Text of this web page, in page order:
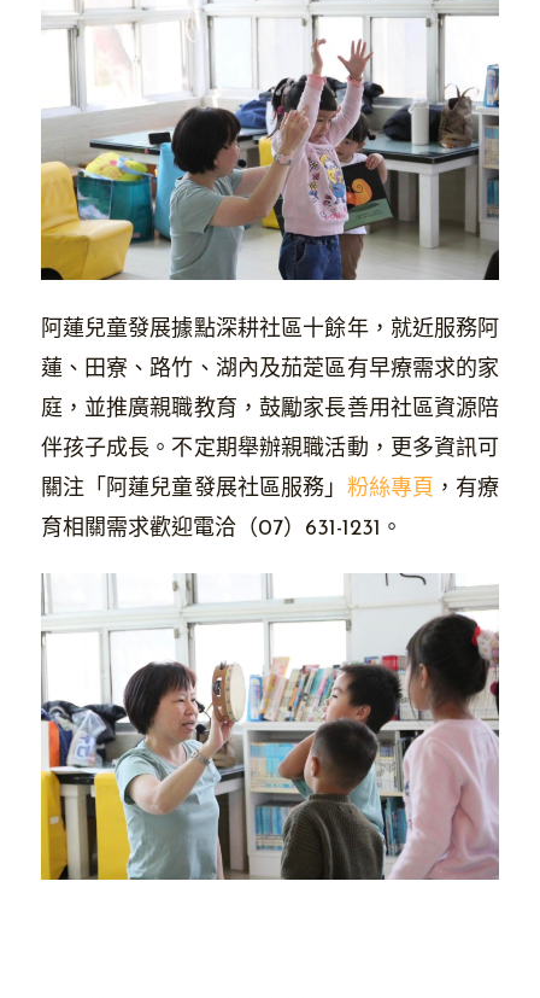
阿蓮兒童發展據點深耕社區十餘年，就近服務阿
蓮、田寮、路竹、湖內及茄萣區有早療需求的家
庭，並推廣親職教育，鼓勵家長善用社區資源陪
伴孩子成長。不定期舉辦親職活動，更多資訊可
關注「阿蓮兒童發展社區服務」 粉絲專頁 ，有療
育相關需求歡迎電洽（07）631-1231。